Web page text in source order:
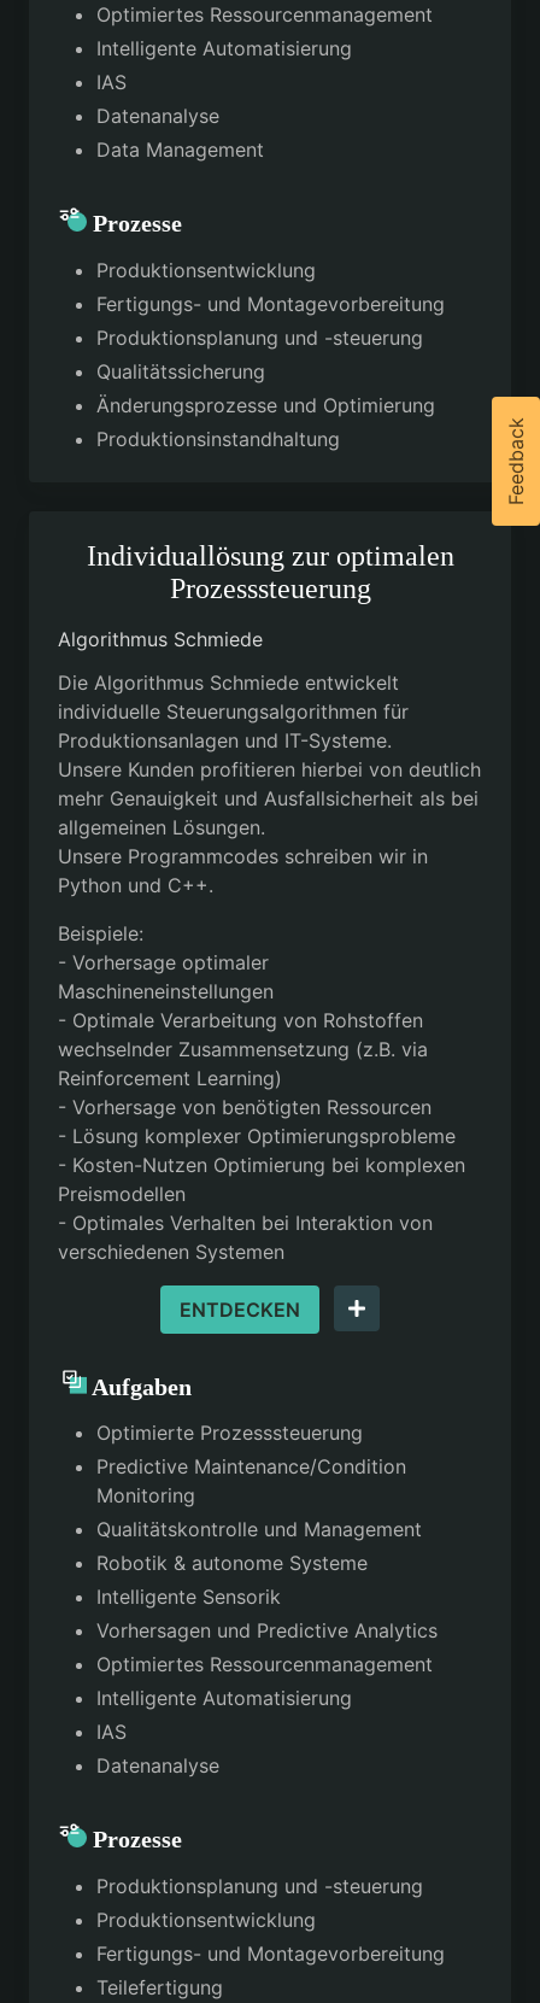
Optimiertes Ressourcenmanagement
Intelligente Automatisierung
IAS
Datenanalyse
Data Management
Prozesse
Produktionsentwicklung
Fertigungs- und Montagevorbereitung
Produktionsplanung und -steuerung
Qualitätssicherung
Änderungsprozesse und Optimierung
Produktionsinstandhaltung
Individuallösung zur optimalen
Prozesssteuerung
Algorithmus Schmiede
Die Algorithmus Schmiede entwickelt
individuelle Steuerungsalgorithmen für
Produktionsanlagen und IT-Systeme.
Unsere Kunden profitieren hierbei von deutlich
mehr Genauigkeit und Ausfallsicherheit als bei
allgemeinen Lösungen.
Unsere Programmcodes schreiben wir in
Python und C++.
Beispiele:
- Vorhersage optimaler
Maschineneinstellungen
- Optimale Verarbeitung von Rohstoffen
wechselnder Zusammensetzung (z.B. via
Reinforcement Learning)
- Vorhersage von benötigten Ressourcen
- Lösung komplexer Optimierungsprobleme
- Kosten-Nutzen Optimierung bei komplexen
Preismodellen
- Optimales Verhalten bei Interaktion von
verschiedenen Systemen
ENTDECKEN
Aufgaben
Optimierte Prozesssteuerung
Predictive Maintenance/Condition
Monitoring
Qualitätskontrolle und Management
Robotik & autonome Systeme
Intelligente Sensorik
Vorhersagen und Predictive Analytics
Optimiertes Ressourcenmanagement
Intelligente Automatisierung
IAS
Datenanalyse
Prozesse
Produktionsplanung und -steuerung
Produktionsentwicklung
Fertigungs- und Montagevorbereitung
Teilefertigung
Feedback